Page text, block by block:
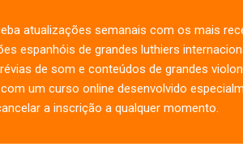
atualizações semanais com os mais
espanhóis de grandes luthiers
de som e conteúdos de grandes
um curso online desenvolvido
a inscrição a qualquer momento.